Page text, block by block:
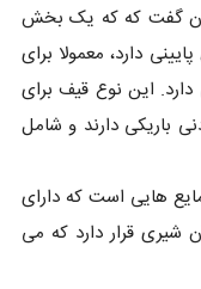
گفت که که یک بخش
دارد، معمولا برای
این نوع قیف برای
باریکی دارند و شامل
هایی است که دارای
شیری قرار دارد که می